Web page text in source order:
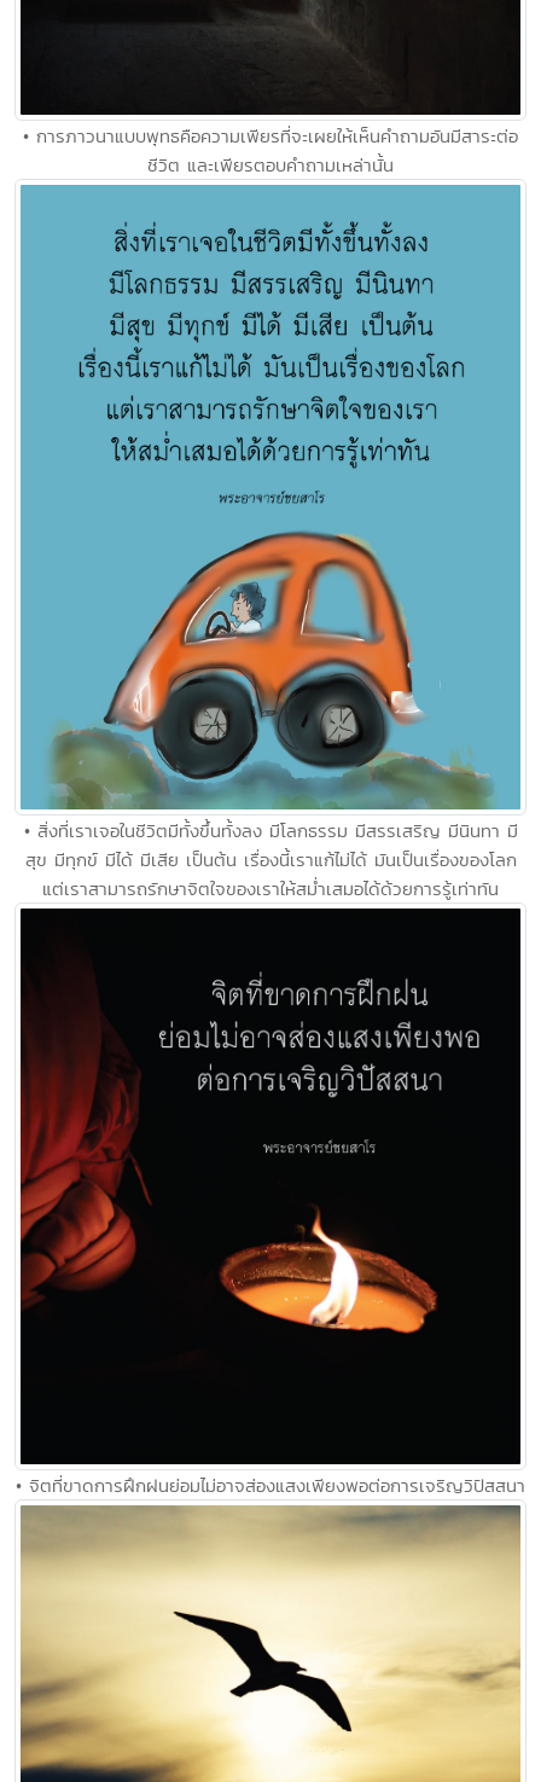
• การภาวนาแบบพุทธคือความเพียรที่จะเผยให้เห็นคำถามอันมีสาระต่อ
ชีวิต และเพียรตอบคำถามเหล่านั้น
• สิ่งที่เราเจอในชีวิตมีทั้งขึ้นทั้งลง มีโลกธรรม มีสรรเสริญ มีนินทา มี
สุข มีทุกข์ มีได้ มีเสีย เป็นต้น เรื่องนี้เราแก้ไม่ได้ มันเป็นเรื่องของโลก
แต่เราสามารถรักษาจิตใจของเราให้สม่ำเสมอได้ด้วยการรู้เท่าทัน
• จิตที่ขาดการฝึกฝนย่อมไม่อาจส่องแสงเพียงพอต่อการเจริญวิปัสสนา